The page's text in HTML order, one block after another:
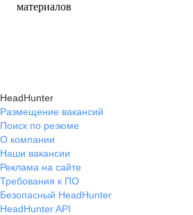
материалов
HeadHunter
Размещение вакансий
Поиск по резюме
О компании
Наши вакансии
Реклама на сайте
Требования к ПО
Безопасный HeadHunter
HeadHunter API